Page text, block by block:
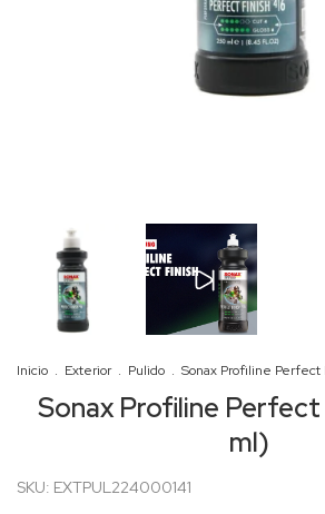
Inicio . Exterior . Pulido . Sonax Profiline
Sonax Profiline
ml)
SKU: EXTPUL224000141